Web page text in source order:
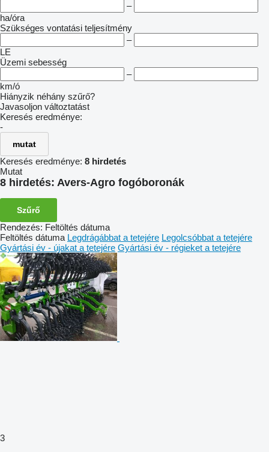
–
ha/óra
Szükséges vontatási teljesítmény
–
LE
Üzemi sebesség
–
km/ó
Hiányzik néhány szűrő?
Javasoljon változtatást
Keresés eredménye:
-
mutat
Keresés eredménye: 8 hirdetés
Mutat
8 hirdetés: Avers-Agro fogóboronák
Szűrő
Rendezés: Feltöltés dátuma
Feltöltés dátuma Legdrágábbat a tetejére Legolcsóbbat a tetejére
Gyártási év - újakat a tetejére Gyártási év - régieket a tetejére
3